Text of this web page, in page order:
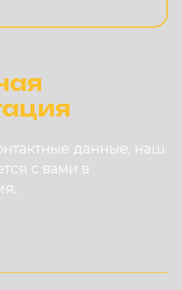
данные, наш
с вами в